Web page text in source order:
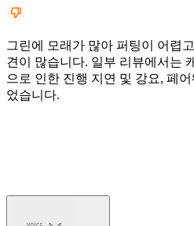
그린에 모래가 많아 퍼팅이 어렵
견이 많습니다. 일부 리뷰에서는
으로 인한 진행 지연 및 강요, 페
었습니다.